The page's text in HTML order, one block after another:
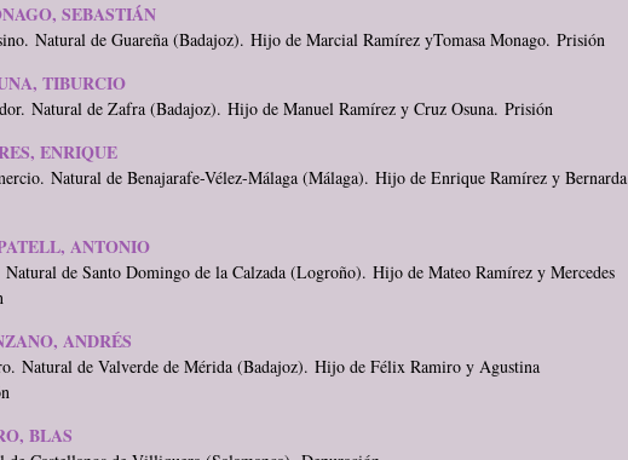
SEBASTIÁN
Natural de Guareña (Badajoz). Hijo de Marcial Ramírez yTomasa Monago. Prisión
TIBURCIO
Natural de Zafra (Badajoz). Hijo de Manuel Ramírez y Cruz Osuna. Prisión
ENRIQUE
Natural de Benajarafe-Vélez-Málaga (Málaga). Hijo de Enrique Ramírez y Bernarda
ANTONIO
de Santo Domingo de la Calzada (Logroño). Hijo de Mateo Ramírez y Mercedes
ANDRÉS
Natural de Valverde de Mérida (Badajoz). Hijo de Félix Ramiro y Agustina
BLAS